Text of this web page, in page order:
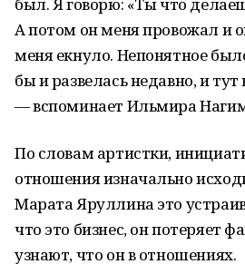
А потом он меня провожал и
меня екнуло. Непонятное
бы и развелась недавно, и
— вспоминает Ильмира
По словам артистки,
отношения изначально
Марата Яруллина это
что это бизнес, он потеряет
узнают, что он в отношениях.